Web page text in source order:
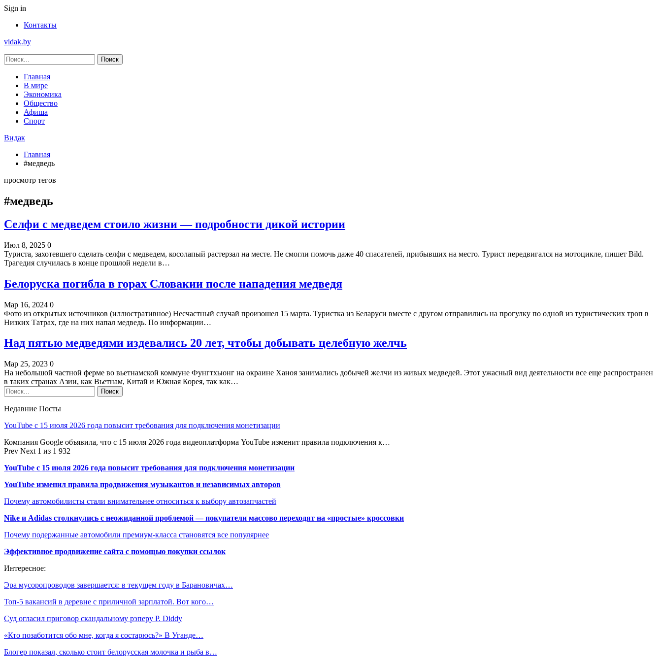
Sign in
Контакты
vidak.by
Главная
В мире
Экономика
Общество
Афиша
Спорт
Видак
Главная
#медведь
просмотр тегов
#медведь
Селфи с медведем стоило жизни — подробности дикой истории
Июл 8, 2025 0
Туриста, захотевшего сделать селфи с медведем, косолапый растерзал на месте. Не смогли помочь даже 40 спасателей, прибывших на место. Турист передвигался на мотоцикле, пишет Bild.
Трагедия случилась в конце прошлой недели в…
Белоруска погибла в горах Словакии после нападения медведя
Мар 16, 2024 0
Фото из открытых источников (иллюстративное) Несчастный случай произошел 15 марта. Туристка из Беларуси вместе с другом отправились на прогулку по одной из туристических троп в
Низких Татрах, где на них напал медведь. По информации…
Над пятью медведями издевались 20 лет, чтобы добывать целебную желчь
Мар 25, 2023 0
На небольшой частной ферме во вьетнамской коммуне Фунгтхыонг на окраине Ханоя занимались добычей желчи из живых медведей. Этот ужасный вид деятельности все еще распространен
в таких странах Азии, как Вьетнам, Китай и Южная Корея, так как…
Недавние Посты
YouTube с 15 июля 2026 года повысит требования для подключения монетизации
Компания Google объявила, что с 15 июля 2026 года видеоплатформа YouTube изменит правила подключения к…
Prev Next 1 из 1 932
YouTube с 15 июля 2026 года повысит требования для подключения монетизации
YouTube изменил правила продвижения музыкантов и независимых авторов
Почему автомобилисты стали внимательнее относиться к выбору автозапчастей
Nike и Adidas столкнулись с неожиданной проблемой — покупатели массово переходят на «простые» кроссовки
Почему подержанные автомобили премиум-класса становятся все популярнее
Эффективное продвижение сайта с помощью покупки ссылок
Интересное:
Эра мусоропроводов завершается: в текущем году в Барановичах…
Топ-5 вакансий в деревне с приличной зарплатой. Вот кого…
Суд огласил приговор скандальному рэперу P. Diddy
«Кто позаботится обо мне, когда я состарюсь?» В Уганде…
Блогер показал, сколько стоит белорусская молочка и рыба в…